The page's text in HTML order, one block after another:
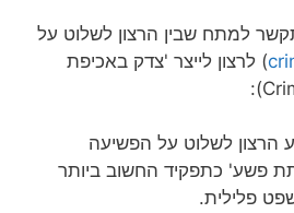
למתח שבין הרצון לשלוט על
) לרצון לייצר 'צדק באכיפת
הרצון לשלוט על הפשיעה
פשע' כתפקיד החשוב ביותר
פלילית.